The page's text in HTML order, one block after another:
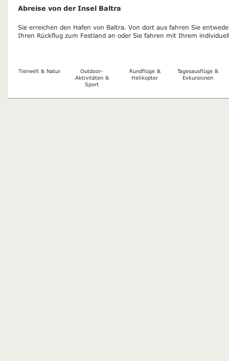
Abreise von der Insel Baltra
Sie erreichen den Hafen von Baltra. Von dort aus fahren Sie
Ihren Rückflug zum Festland an oder Sie fahren mit Ihrem
Tierwelt & Natur
Outdoor-
Aktivitäten &
Sport
Rundflüge &
Helikopter
Tagesausflüge &
Exkursionen